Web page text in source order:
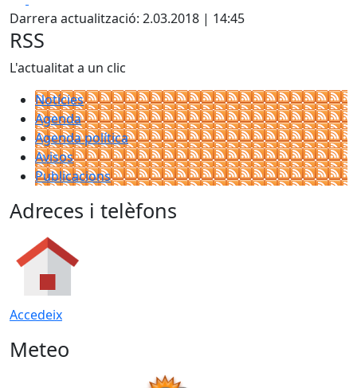
+
−
Darrera actualització: 2.03.2018 | 14:45
RSS
L'actualitat a un clic
Notícies
Agenda
Agenda política
Avisos
Publicacions
Adreces i telèfons
Accedeix
Meteo